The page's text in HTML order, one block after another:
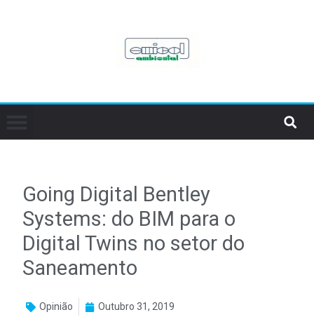
Going Digital Bentley
Systems: do BIM para o
Digital Twins no setor do
Saneamento
Opinião Outubro 31, 2019